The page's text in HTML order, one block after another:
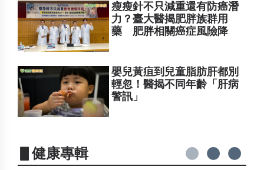
瘦瘦針不只減重還有防癌潛
力？臺大醫揭肥胖族群用
藥 肥胖相關癌症風險降
嬰兒黃疸到兒童脂肪肝都別
輕忽！醫揭不同年齡「肝病
警訊」
▋健康專輯